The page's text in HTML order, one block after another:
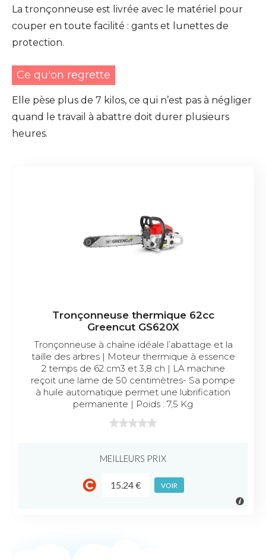
La tronçonneuse est livrée avec le matériel pour
couper en toute facilité : gants et lunettes de
protection.
Ce qu'on regrette
Elle pèse plus de 7 kilos, ce qui n’est pas à négliger
quand le travail à abattre doit durer plusieurs
heures.
Tronçonneuse thermique 62cc
Greencut GS620X
Tronçonneuse à chaîne idéale l’abattage et la
taille des arbres | Moteur thermique à essence
2 temps de 62 cm3 et 3,8 ch | LA machine
reçoit une lame de 50 centimètres- Sa pompe
à huile automatique permet une lubrification
permanente | Poids : 7,5 Kg
MEILLEURS PRIX
15.24 € VOIR